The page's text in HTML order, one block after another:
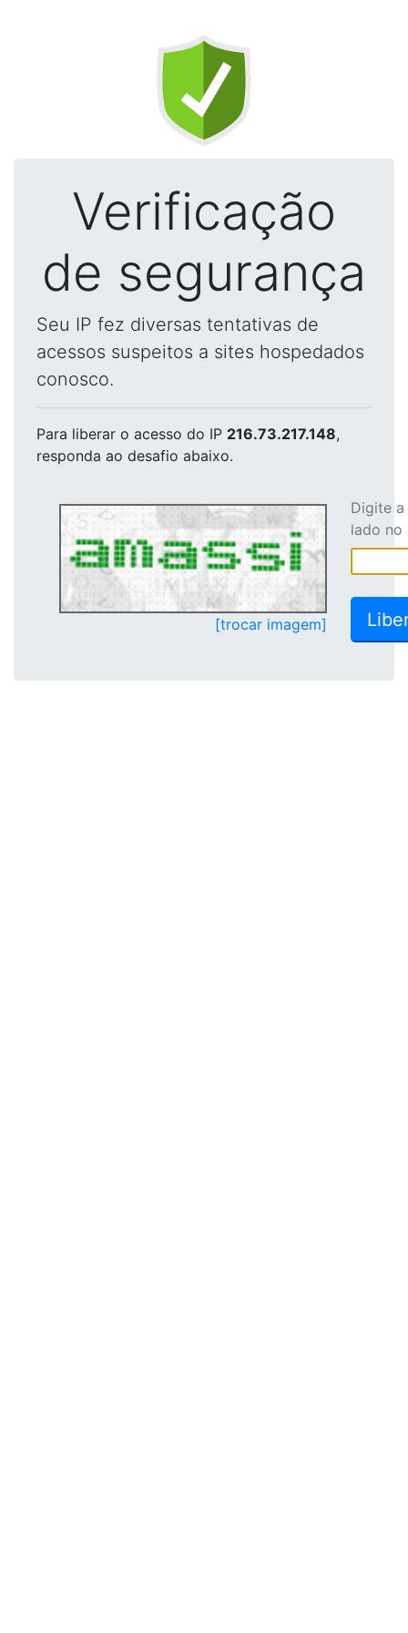
Verificação
de segurança
Seu IP fez diversas tentativas de
acessos suspeitos a sites hospedados
conosco.
Para liberar o acesso do IP 216.73.217.148,
responda ao desafio abaixo.
[trocar imagem]
Digite
lado no